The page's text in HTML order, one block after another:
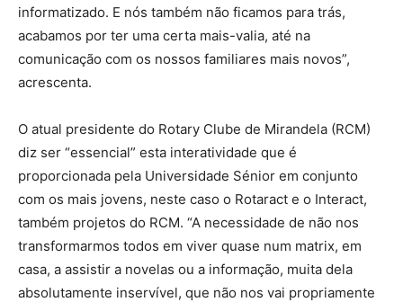
informatizado. E nós também não ficamos para trás,
acabamos por ter uma certa mais-valia, até na
comunicação com os nossos familiares mais novos”,
acrescenta.
O atual presidente do Rotary Clube de Mirandela (RCM)
diz ser “essencial” esta interatividade que é
proporcionada pela Universidade Sénior em conjunto
com os mais jovens, neste caso o Rotaract e o Interact,
também projetos do RCM. “A necessidade de não nos
transformarmos todos em viver quase num matrix, em
casa, a assistir a novelas ou a informação, muita dela
absolutamente inservível, que não nos vai propriamente